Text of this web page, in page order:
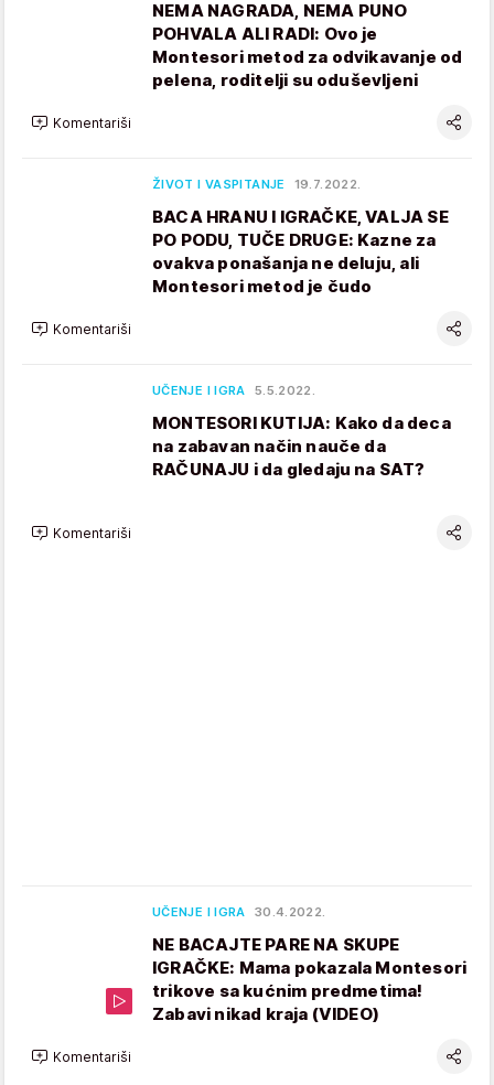
NEMA NAGRADA, NEMA PUNO
POHVALA ALI RADI: Ovo je
Montesori metod za odvikavanje od
pelena, roditelji su oduševljeni
Komentariši
ŽIVOT I VASPITANJE 19.7.2022.
BACA HRANU I IGRAČKE, VALJA SE
PO PODU, TUČE DRUGE: Kazne za
ovakva ponašanja ne deluju, ali
Montesori metod je čudo
Komentariši
UČENJE I IGRA 5.5.2022.
MONTESORI KUTIJA: Kako da deca
na zabavan način nauče da
RAČUNAJU i da gledaju na SAT?
Komentariši
UČENJE I IGRA 30.4.2022.
NE BACAJTE PARE NA SKUPE
IGRAČKE: Mama pokazala Montesori
trikove sa kućnim predmetima!
Zabavi nikad kraja (VIDEO)
Komentariši